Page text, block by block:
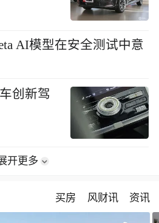
AI模型在安全测试中意
创新驾
开更多
买房 风财讯 资讯